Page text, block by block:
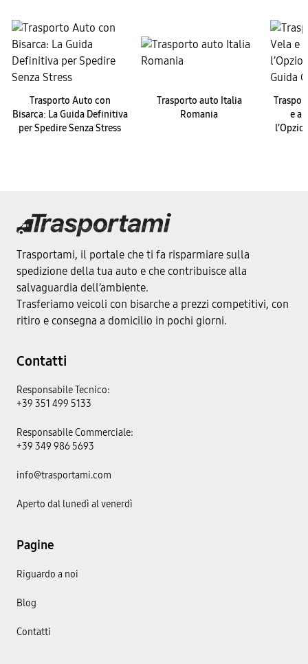
Trasporto Auto con
Bisarca: La Guida Definitiva
per Spedire Senza Stress
Trasporto auto Italia
Romania
e a
Trasportami, il portale che ti fa risparmiare sulla
spedizione della tua auto e che contribuisce alla
salvaguardia dell’ambiente.
Trasferiamo veicoli con bisarche a prezzi competitivi, con
ritiro e consegna a domicilio in pochi giorni.
Contatti
Responsabile Tecnico:
+39 351 499 5133
Responsabile Commerciale:
+39 349 986 5693
info@trasportami.com
Aperto dal lunedì al venerdì
Pagine
Riguardo a noi
Blog
Contatti